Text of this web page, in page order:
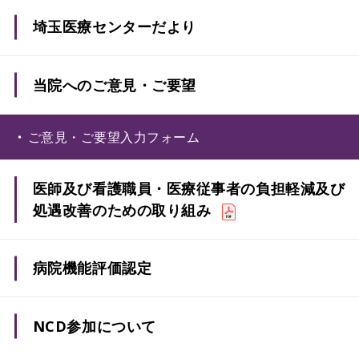
埼玉医療センターだより
当院へのご意見・ご要望
ご意見・ご要望入力フォーム
医師及び看護職員・医療従事者の負担軽減及び
処遇改善のための取り組み
病院機能評価認定
NCD参加について